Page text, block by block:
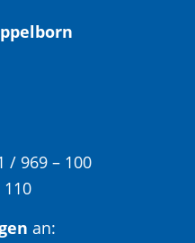
/ 969 – 100
110
an: